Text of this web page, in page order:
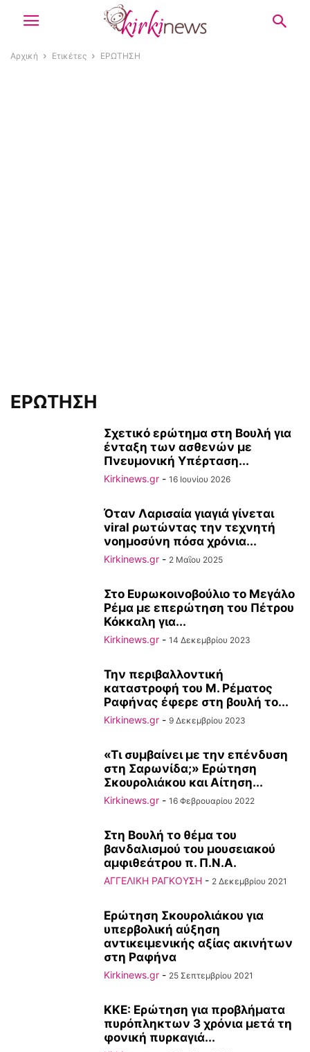
Αρχική Ετικέτες ΕΡΩΤΗΣΗ
ΕΡΩΤΗΣΗ
Σχετικό ερώτημα στη Βουλή για
ένταξη των ασθενών με
Πνευμονική Υπέρταση...
Kirkinews.gr - 16 Ιουνίου 2026
Όταν Λαρισαία γιαγιά γίνεται
viral ρωτώντας την τεχνητή
νοημοσύνη πόσα χρόνια...
Kirkinews.gr - 2 Μαΐου 2025
Στο Ευρωκοινοβούλιο το Μεγάλο
Ρέμα με επερώτηση του Πέτρου
Κόκκαλη για...
Kirkinews.gr - 14 Δεκεμβρίου 2023
Την περιβαλλοντική
καταστροφή του Μ. Ρέματος
Ραφήνας έφερε στη βουλή το...
Kirkinews.gr - 9 Δεκεμβρίου 2023
«Τι συμβαίνει με την επένδυση
στη Σαρωνίδα;» Ερώτηση
Σκουρολιάκου και Αίτηση...
Kirkinews.gr - 16 Φεβρουαρίου 2022
Στη Βουλή το θέμα του
βανδαλισμού του μουσειακού
αμφιθεάτρου π. Π.Ν.Α.
ΑΓΓΕΛΙΚΗ ΡΑΓΚΟΥΣΗ - 2 Δεκεμβρίου 2021
Ερώτηση Σκουρολιάκου για
υπερβολική αύξηση
αντικειμενικής αξίας ακινήτων
στη Ραφήνα
Kirkinews.gr - 25 Σεπτεμβρίου 2021
ΚΚΕ: Ερώτηση για προβλήματα
πυρόπληκτων 3 χρόνια μετά τη
φονική πυρκαγιά...